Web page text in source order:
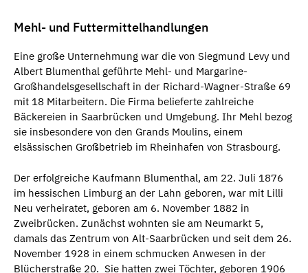
Mehl- und Futtermittelhandlungen
Eine große Unternehmung war die von Siegmund Levy und
Albert Blumenthal geführte Mehl- und Margarine-
Großhandelsgesellschaft in der Richard-Wagner-Straße 69
mit 18 Mitarbeitern. Die Firma belieferte zahlreiche
Bäckereien in Saarbrücken und Umgebung. Ihr Mehl bezog
sie insbesondere von den Grands Moulins, einem
elsässischen Großbetrieb im Rheinhafen von Strasbourg.
Der erfolgreiche Kaufmann Blumenthal, am 22. Juli 1876
im hessischen Limburg an der Lahn geboren, war mit Lilli
Neu verheiratet, geboren am 6. November 1882 in
Zweibrücken. Zunächst wohnten sie am Neumarkt 5,
damals das Zentrum von Alt-Saarbrücken und seit dem 26.
November 1928 in einem schmucken Anwesen in der
Blücherstraße 20. Sie hatten zwei Töchter, geboren 1906